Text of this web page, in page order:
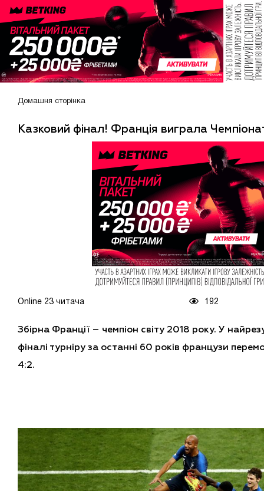
Домашня сторінка
Казковий фінал! Франція виграла
Online 23 читача 192
Збірна Франції – чемпіон світу 2018 року. У
фіналі турніру за останні 60 років французи
4:2.